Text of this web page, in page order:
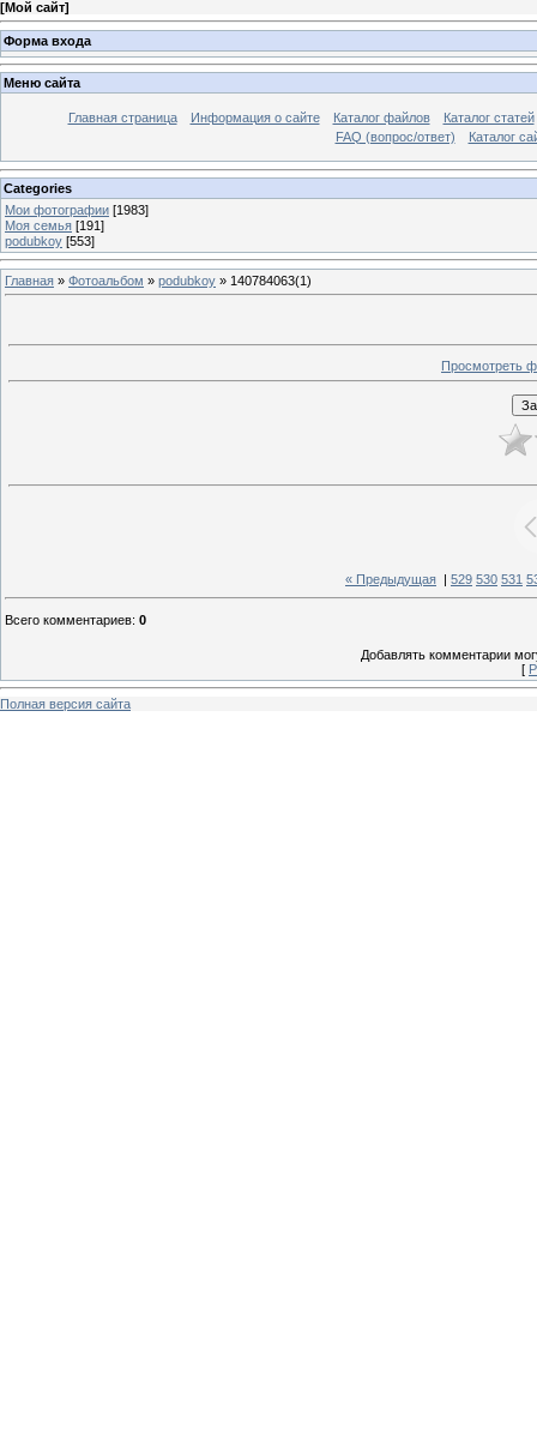
[Мой сайт]
Форма входа
Меню сайта
Главная страница Информация о сайте Каталог файлов
Каталог статей
FAQ (вопрос/ответ)
Каталог
Categories
Мои фотографии [1983]
Моя семья [191]
podubkoy [553]
Главная » Фотоальбом » podubkoy » 140784063(1)
Просмотреть
« Предыдущая 529 530 531
Всего комментариев: 0
Добавлять комментарии
[
Полная версия сайта